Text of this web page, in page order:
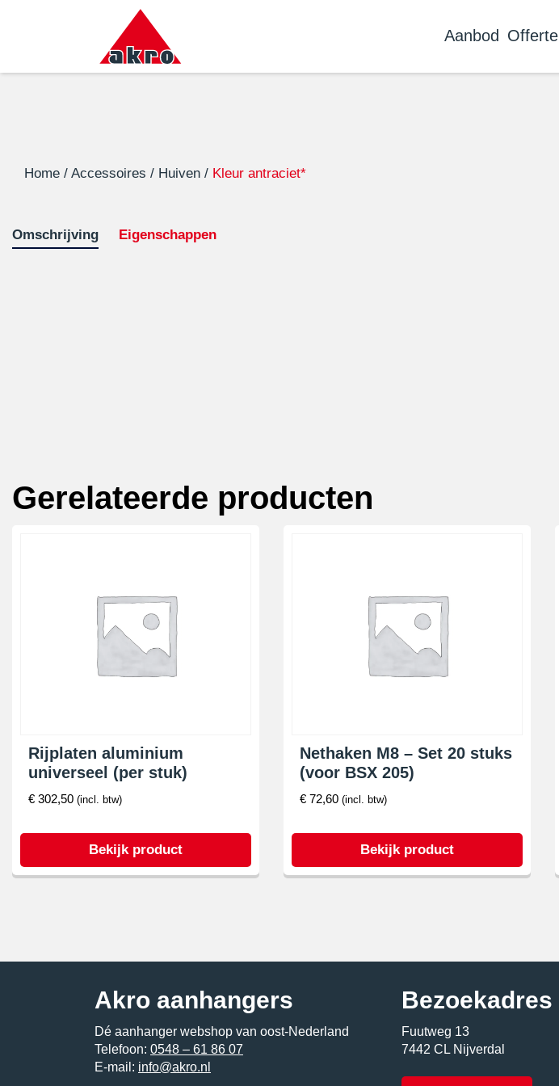
Aanbod Offerte
Home / Accessoires / Huiven / Kleur antraciet*
Omschrijving Eigenschappen
Gerelateerde producten
Rijplaten aluminium
universeel (per stuk)
€ 302,50 (incl. btw)
Bekijk product
Nethaken M8 – Set 20 stuks
(voor BSX 205)
€ 72,60 (incl. btw)
Bekijk product
Akro aanhangers
Dé aanhanger webshop van oost-Nederland
Telefoon: 0548 – 61 86 07
E-mail: info@akro.nl
Bezoekadres
Fuutweg 13
7442 CL Nijverdal